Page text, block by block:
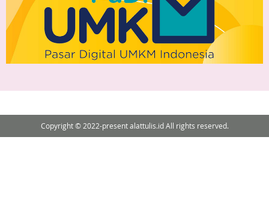
Copyright © 2022-present alattulis.id All rights reserved.